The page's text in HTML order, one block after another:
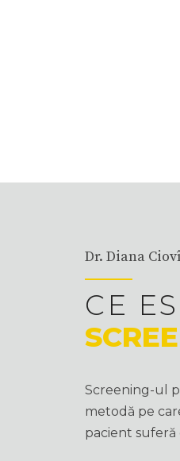
Dr. Diana
CE
Screening-ul
metodă pe
pacient suferă